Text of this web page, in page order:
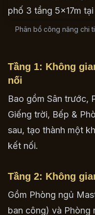
Phân bổ công năng chi
Tầng 1: Không
nối
Bao gồm Sân trước,
Giếng trời, Bếp &
sau, tạo thành một
kết nối.
Tầng 2: Không
Gồm Phòng ngủ
ban công) và Phòng